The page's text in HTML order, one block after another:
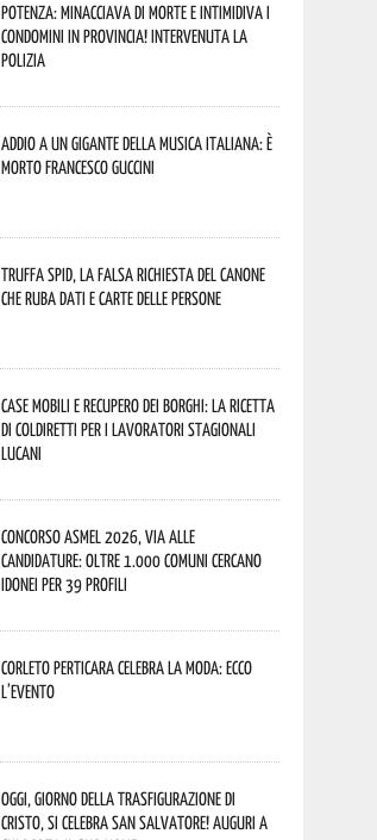
Potenza: minacciava di morte e intimidiva i
condomini in provincia! Intervenuta la
Polizia
Addio a un gigante della musica italiana: è
morto Francesco Guccini
Truffa Spid, la falsa richiesta del canone
che ruba dati e carte delle persone
Case mobili e recupero dei borghi: la ricetta
di Coldiretti per i lavoratori stagionali
lucani
Concorso Asmel 2026, via alle
candidature: oltre 1.000 Comuni cercano
idonei per 39 profili
Corleto Perticara celebra la moda: ecco
l’evento
Oggi, giorno della Trasfigurazione di
Cristo, si celebra San Salvatore! Auguri a